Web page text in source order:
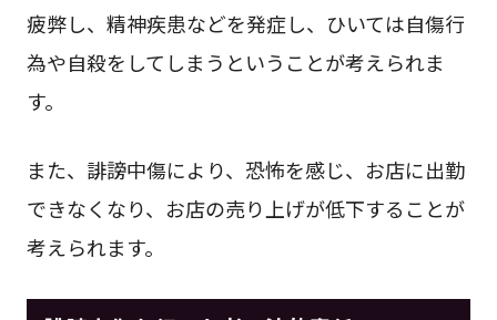
疲弊し、精神疾患などを発症し、ひいては自傷行
為や自殺をしてしまうということが考えられま
す。
また、誹謗中傷により、恐怖を感じ、お店に出勤
できなくなり、お店の売り上げが低下することが
考えられます。